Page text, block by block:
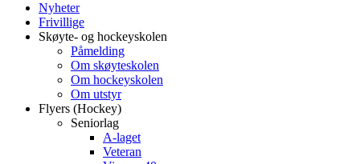
Nyheter
Frivillige
Skøyte- og hockeyskolen
Påmelding
Om skøyteskolen
Om hockeyskolen
Om utstyr
Flyers (Hockey)
Seniorlag
A-laget
Veteran